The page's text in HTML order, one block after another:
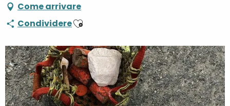
Come arrivare
CondividereAjouter aux favoris